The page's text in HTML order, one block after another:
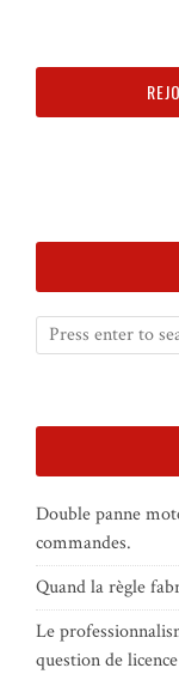
Double panne
commandes.
Quand la règle
Le
question de licence